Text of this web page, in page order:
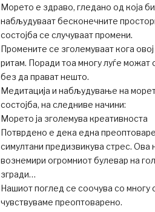
Морето е здраво, гледано од која
набљудуваат бесконечните
состојба се случуваат промени.
Промените се зголемуваат кога
ритам. Поради тоа многу луѓе можат
без да прават нешто.
Медитација и набљудување на
состојба, на следниве начини:
Морето ја зголемува креативноста
Потврдено е дека една
симултани предизвикува стрес. Ова
вознемири огромниот булевар на
згради…
Нашиот поглед се соочува со многу
чувствуваме преоптоварено.